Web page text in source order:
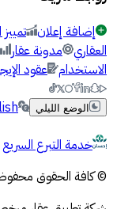
إضافة إعلان تمييز
العقاري
مدونة عقار
الاستخدام عقود
الوضع الليلي
خدمة التبرع السريع
© كافة الحقوق محفوظة